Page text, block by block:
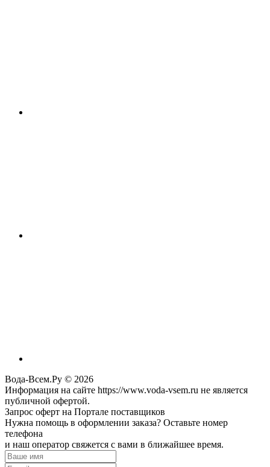
Вода-Всем.Ру © 2026
Информация на сайте https://www.voda-vsem.ru не является
публичной офертой.
Запрос оферт на Портале поставщиков
Нужна помощь в оформлении заказа? Оставьте номер
телефона
и наш оператор свяжется с вами в ближайшее время.